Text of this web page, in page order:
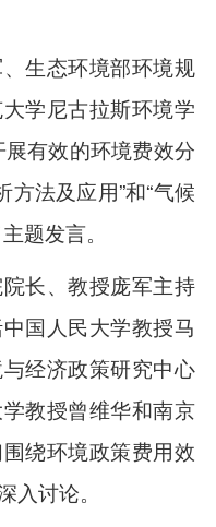
生态环境部环境规
学尼古拉斯环境学
有效的环境费效分
方法及应用”和“气候
题发言。
长、教授庞军主持
国人民大学教授马
经济政策研究中心
教授曾维华和南京
绕环境政策费用效
讨论。